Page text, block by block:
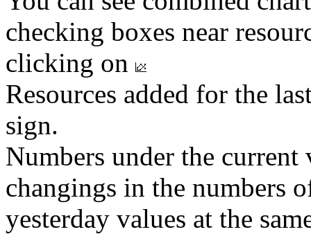
checking boxes near
clicking on
Resources added for the
sign.
Numbers under the
changings in the numbers
yesterday values at the